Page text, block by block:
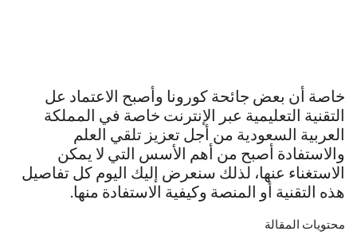
خاصة أن بعض جائحة كورونا وأصبح الاعتماد عل
التقنية التعليمية عبر الإنترنت خاصة في المملكة
العربية السعودية من أجل تعزيز تلقي العلم
والاستفادة أصبح من أهم الأسس التي لا يمكن
الاستغناء عنها، لذلك سنعرض إليك اليوم كل تفاصيل
هذه التقنية أو المنصة وكيفية الاستفادة منها.
محتويات المقالة